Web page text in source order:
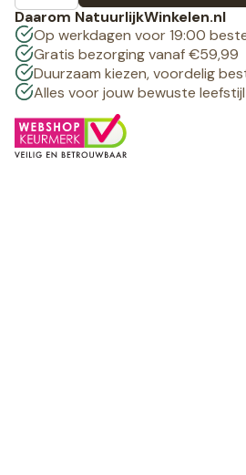
Daarom NatuurlijkWinkelen.nl
Op werkdagen voor 19:00
Gratis bezorging vanaf €59,99
Duurzaam kiezen, voordelig
Alles voor jouw bewuste leefstijl